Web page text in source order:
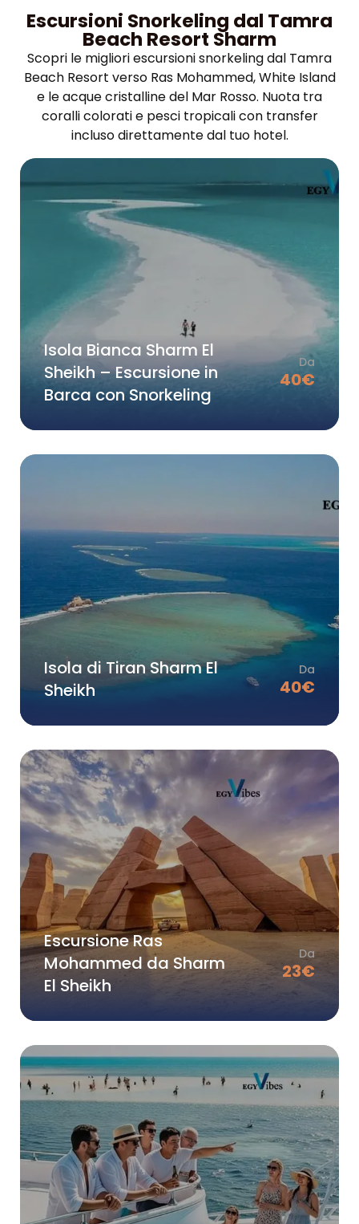
Escursioni Snorkeling dal Tamra
Beach Resort Sharm
Scopri le migliori escursioni snorkeling dal Tamra
Beach Resort verso Ras Mohammed, White Island
e le acque cristalline del Mar Rosso. Nuota tra
coralli colorati e pesci tropicali con transfer
incluso direttamente dal tuo hotel.
Isola Bianca Sharm El
Sheikh – Escursione in
Barca con Snorkeling
Da
40€
Isola di Tiran Sharm El
Sheikh
Da
40€
Escursione Ras
Mohammed da Sharm
El Sheikh
Da
23€